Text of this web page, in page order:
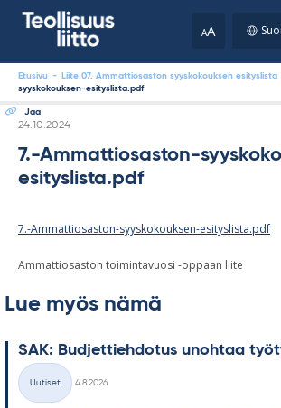
AA
Etusivu - Liite 07. Ammattiosaston syyskokouksen esityslista
syyskokouksen-esityslista.pdf
Jaa
Kirjoitettu
24.10.2024
7.-Ammattiosaston-
esityslista.pdf
7.-Ammattiosaston-syyskokouksen-esityslista.pdf
Ammattiosaston toimintavuosi -oppaan liite
Lue myös nämä
SAK: Bud­jet­tieh­do­tus unoh­taa
Kategoriat
Uutiset
4.8.2026
clipboard.)